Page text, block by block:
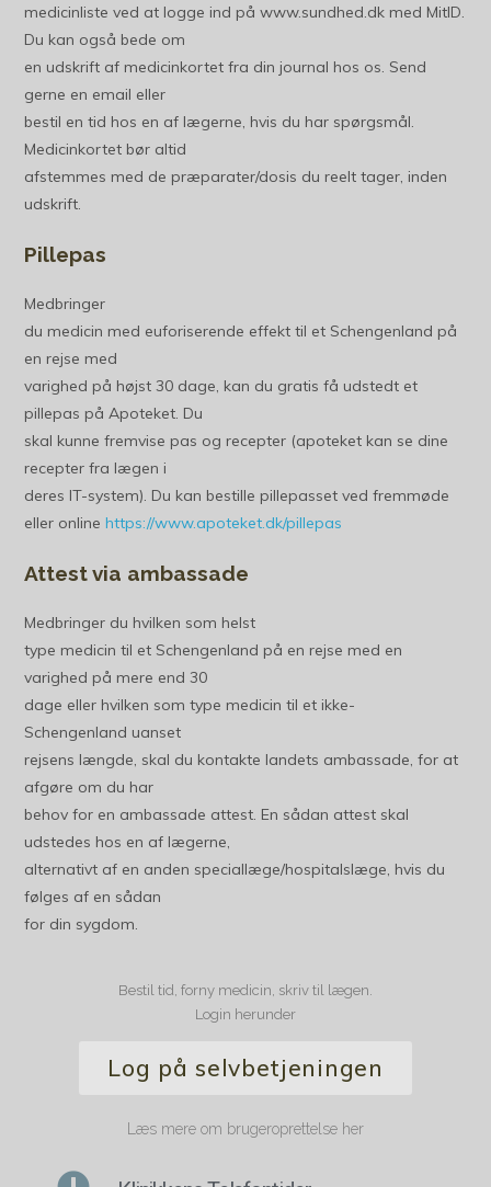
medicinliste ved at logge ind på www.sundhed.dk med MitID.
Du kan også bede om
en udskrift af medicinkortet fra din journal hos os. Send
gerne en email eller
bestil en tid hos en af lægerne, hvis du har spørgsmål.
Medicinkortet bør altid
afstemmes med de præparater/dosis du reelt tager, inden
udskrift.
Pillepas
Medbringer
du medicin med euforiserende effekt til et Schengenland på
en rejse med
varighed på højst 30 dage, kan du gratis få udstedt et
pillepas på Apoteket. Du
skal kunne fremvise pas og recepter (apoteket kan se dine
recepter fra lægen i
deres IT-system). Du kan bestille pillepasset ved fremmøde
eller onlinehttps://www.apoteket.dk/pillepas
Attest via ambassade
Medbringer du hvilken som helst
type medicin til et Schengenland på en rejse med en
varighed på mere end 30
dage eller hvilken som type medicin til et ikke-
Schengenland uanset
rejsens længde, skal du kontakte landets ambassade, for at
afgøre om du har
behov for en ambassade attest. En sådan attest skal
udstedes hos en af lægerne,
alternativt af en anden speciallæge/hospitalslæge, hvis du
følges af en sådan
for din sygdom.
Bestil tid, forny medicin, skriv til lægen.
Login herunder
Log på selvbetjeningen
Læs mere om brugeroprettelse her